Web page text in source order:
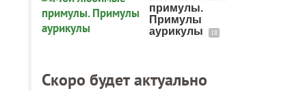
примулы.
Примулы
аурикулы
18
Скоро будет актуально